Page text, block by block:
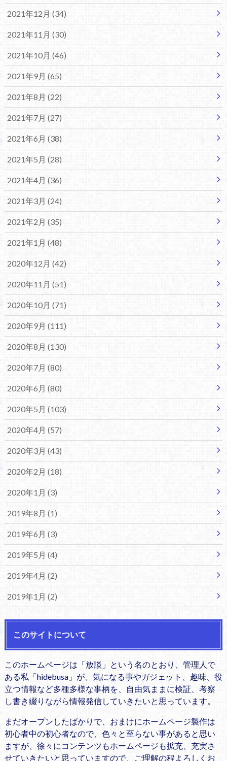
2021年12月 (34)
2021年11月 (30)
2021年10月 (46)
2021年9月 (65)
2021年8月 (22)
2021年7月 (27)
2021年6月 (38)
2021年5月 (28)
2021年4月 (36)
2021年3月 (24)
2021年2月 (35)
2021年1月 (48)
2020年12月 (42)
2020年11月 (51)
2020年10月 (71)
2020年9月 (111)
2020年8月 (130)
2020年7月 (80)
2020年6月 (80)
2020年5月 (103)
2020年4月 (57)
2020年3月 (43)
2020年2月 (18)
2020年1月 (3)
2019年8月 (1)
2019年6月 (3)
2019年5月 (4)
2019年4月 (2)
2019年1月 (2)
このサイトについて
このホームページは「放談」という名のとおり、管理人で
ある私「hidebusa」が、気になる事やガジェット、趣味、役
立つ情報など多種多様な事柄を、自由気ままに検証、考察
し書き綴りながら情報発信していきたいと思っています。
まだオープンしたばかりで、おまけにホームページ製作は
初心者中の初心者なので、色々と至らない事があると思い
ますが、徐々にコンテンツもホームページも拡充、充実さ
せていきたいと思っていますので、ご理解の程よろしくお